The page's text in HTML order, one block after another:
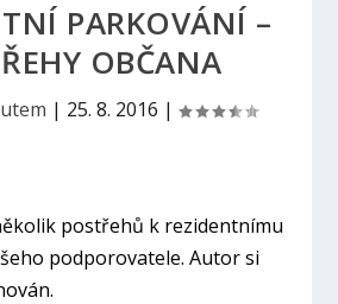
PARKOVÁNÍ –
OBČANA
| 25. 8. 2016 |
postřehů k rezidentnímu
podporovatele. Autor si